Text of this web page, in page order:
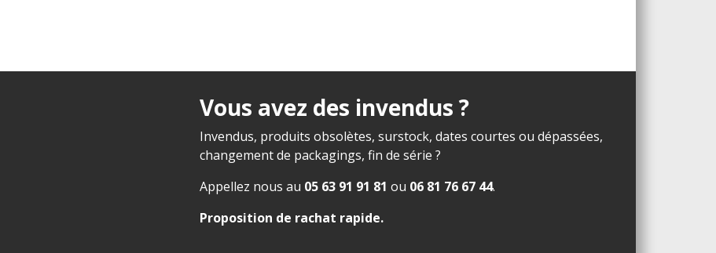
Vous avez des invendus ?
Invendus, produits obsolètes, surstock, dates courtes ou dépassées,
changement de packagings, fin de série ?
Appellez nous au 05 63 91 91 81 ou 06 81 76 67 44.
Proposition de rachat rapide.